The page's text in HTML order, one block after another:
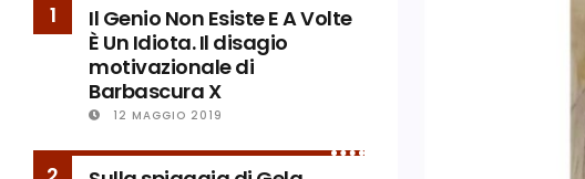
1
Il Genio Non Esiste E A Volte
È Un Idiota. Il disagio
motivazionale di
Barbascura X
12 MAGGIO 2019